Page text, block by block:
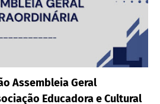
Assembleia Geral
Educadora e Cultural